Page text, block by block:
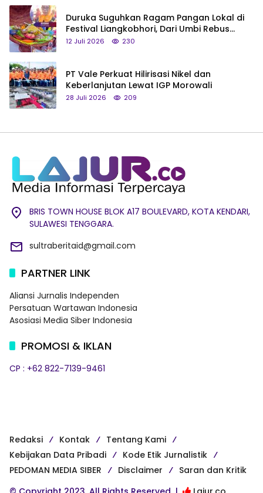
Duruka Suguhkan Ragam Pangan Lokal di
Festival Liangkobhori, Dari Umbi Rebus
hingga Tumpeng Beras Muna
12 Juli 2026 230
PT Vale Perkuat Hilirisasi Nikel dan
Keberlanjutan Lewat IGP Morowali
28 Juli 2026 209
BRIS TOWN HOUSE BLOK A17 BOULEVARD, KOTA KENDARI,
SULAWESI TENGGARA.
sultraberitaid@gmail.com
PARTNER LINK
Aliansi Jurnalis Independen
Persatuan Wartawan Indonesia
Asosiasi Media Siber Indonesia
PROMOSI & IKLAN
CP : +62 822-7139-9461
Redaksi Kontak
Tentang Kami
Kebijakan Data Pribadi
Kode Etik Jurnalistik
PEDOMAN MEDIA SIBER
Disclaimer
Saran dan Kritik